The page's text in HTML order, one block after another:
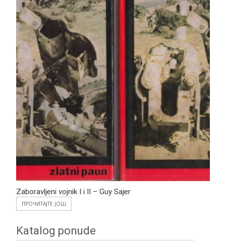
Zaboravljeni vojnik I i II – Guy Sajer
ПРОЧИТАЈТЕ ЈОШ
Katalog ponude